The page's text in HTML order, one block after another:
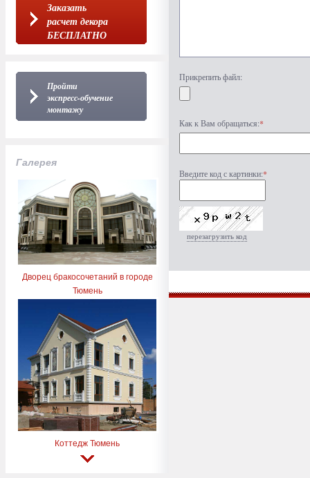
Заказать
расчет декора
БЕСПЛАТНО
Пройти
экспресс-обучение
монтажу
Галерея
Дворец бракосочетаний в городе
Тюмень
Коттедж Тюмень
Прикрепить файл:
Как к Вам обращаться:*
Введите код с картинки:*
перезагрузить код